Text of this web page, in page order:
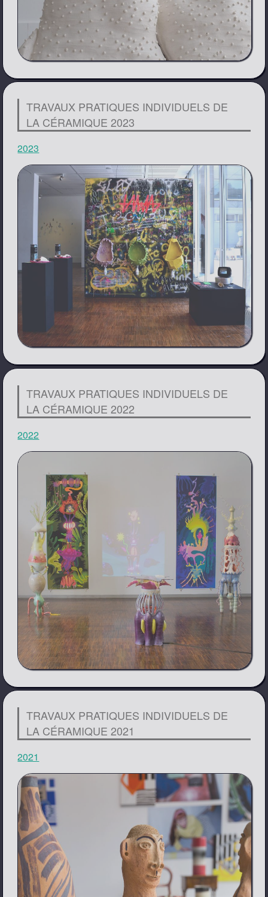
TRAVAUX PRATIQUES INDIVIDUELS DE
LA CÉRAMIQUE 2023
2023
TRAVAUX PRATIQUES INDIVIDUELS DE
LA CÉRAMIQUE 2022
2022
TRAVAUX PRATIQUES INDIVIDUELS DE
LA CÉRAMIQUE 2021
2021